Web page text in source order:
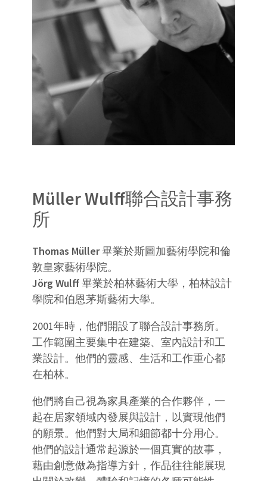
Müller Wulff聯合設計事務
所
Thomas Müller畢業於斯圖加藝術學院和倫
敦皇家藝術學院。
Jörg Wulff畢業於柏林藝術大學，柏林設計
學院和伯恩茅斯藝術大學。
2001年時，他們開設了聯合設計事務所。
工作範圍主要集中在建築、室內設計和工
業設計。他們的靈感、生活和工作重心都
在柏林。
他們將自己視為家具產業的合作夥伴，一
起在居家領域內發展與設計，以實現他們
的願景。他們對大局和細節都十分用心。
他們的設計通常起源於一個真實的故事，
藉由創意做為指導方針，作品往往能展現